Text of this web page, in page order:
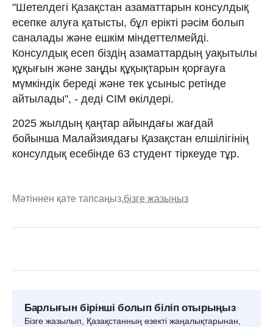
"Шетелдегі Қазақстан азаматтарын консулдық
есепке алуға қатысты, бұл ерікті рәсім болып
саналады және ешкім міндеттелмейді.
Консулдық есеп біздің азаматтардың уақытылы
құқығын және заңды құқықтарын қорғауға
мүмкіндік береді және тек ұсыныс ретінде
айтылады", - деді СІМ өкілдері.
2025 жылдың қаңтар айындағы жағдай
бойынша Малайзиядағы Қазақстан елшілігінің
консулдық есебінде 63 студент тіркеуде тұр.
Мәтіннен қате тапсаңыз,бізге жазыңыз
Барлығын бірінші болып біліп отырыңыз
Бізге жазылып, Қазақстанның өзекті жаңалықтарынан,